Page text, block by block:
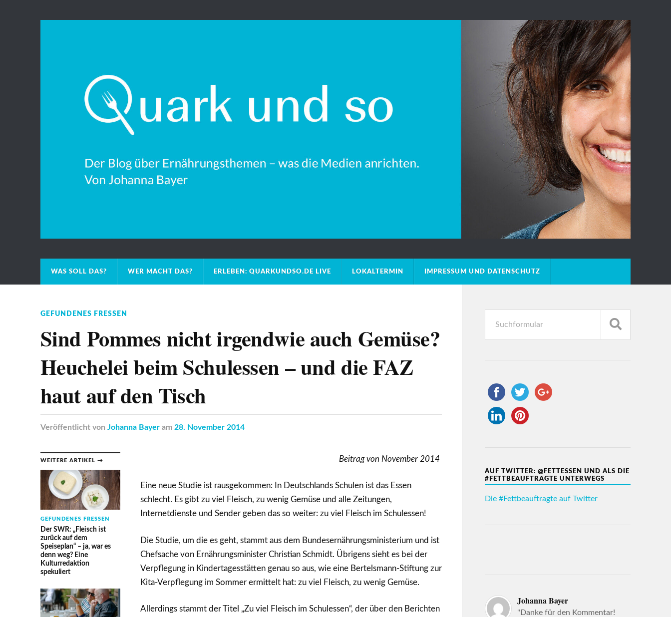
WAS SOLL DAS? WER MACHT DAS? ERLEBEN: QUARKUNDSO.DE LIVE LOKALTERMIN IMPRESSUM UND DATENSCHUTZ
GEFUNDENES FRESSEN
Sind Pommes nicht irgendwie auch Gemüse?
Heuchelei beim Schulessen – und die FAZ
haut auf den Tisch
Veröffentlicht von Johanna Bayer am 28. November 2014
WEITERE ARTIKEL →
GEFUNDENES FRESSEN
Der SWR: „Fleisch ist
zurück auf dem
Speiseplan“ – ja, war es
denn weg? Eine
Kulturredaktion
spekuliert
Beitrag von November 2014
Eine neue Studie ist rausgekommen: In Deutschlands Schulen ist das Essen
schlecht. Es gibt zu viel Fleisch, zu wenig Gemüse und alle Zeitungen,
Internetdienste und Sender geben das so weiter: zu viel Fleisch im Schulessen!
Die Studie, um die es geht, stammt aus dem Bundesernährungsministerium und ist
Chefsache von Ernährungsminister Christian Schmidt. Übrigens sieht es bei der
Verpflegung in Kindertagesstätten genau so aus, wie eine Bertelsmann-Stiftung zur
Kita-Verpflegung im Sommer ermittelt hat: zu viel Fleisch, zu wenig Gemüse.
Allerdings stammt der Titel „Zu viel Fleisch im Schulessen“, der über den Berichten
AUF TWITTER: @FETTESSEN UND ALS DIE
#FETTBEAUFTRAGTE UNTERWEGS
Die #Fettbeauftragte auf Twitter
Johanna Bayer
"Danke für den Kommentar!